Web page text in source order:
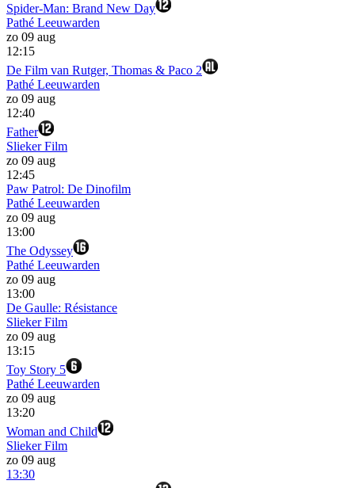
Spider-Man: Brand New Day
Pathé Leeuwarden
zo 09 aug
12:15
De Film van Rutger, Thomas & Paco 2
Pathé Leeuwarden
zo 09 aug
12:40
Father
Slieker Film
zo 09 aug
12:45
Paw Patrol: De Dinofilm
Pathé Leeuwarden
zo 09 aug
13:00
The Odyssey
Pathé Leeuwarden
zo 09 aug
13:00
De Gaulle: Résistance
Slieker Film
zo 09 aug
13:15
Toy Story 5
Pathé Leeuwarden
zo 09 aug
13:20
Woman and Child
Slieker Film
zo 09 aug
13:30